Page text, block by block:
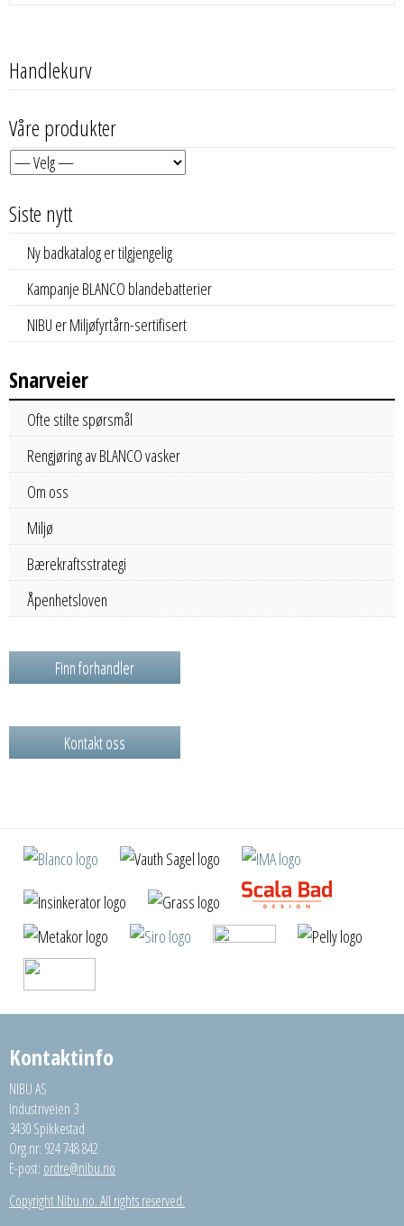
Handlekurv
Våre produkter
Siste nytt
Ny badkatalog er tilgjengelig
Kampanje BLANCO blandebatterier
NIBU er Miljøfyrtårn-sertifisert
Snarveier
Ofte stilte spørsmål
Rengjøring av BLANCO vasker
Om oss
Miljø
Bærekraftsstrategi
Åpenhetsloven
Finn forhandler
Kontakt oss
Kontaktinfo
NIBU AS
Industriveien 3
3430 Spikkestad
Org.nr: 924 748 842
E-post: ordre@nibu.no
Copyright Nibu.no. All rights reserved.